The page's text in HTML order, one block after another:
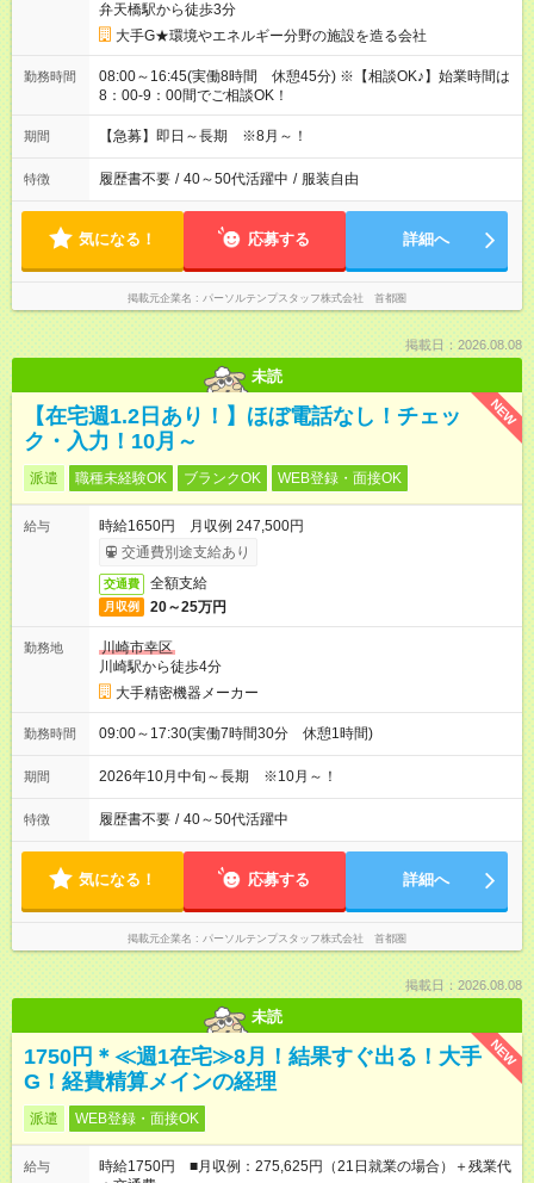
弁天橋駅から徒歩3分
大手G★環境やエネルギー分野の施設を造る会社
勤務時間
08:00～16:45(実働8時間 休憩45分) ※【相談OK♪】始業時間は
8：00-9：00間でご相談OK！
期間 【急募】即日～長期 ※8月～！
特徴 履歴書不要 / 40～50代活躍中 / 服装自由
気になる！ 応募する 詳細へ
掲載元企業名 パーソルテンプスタッフ株式会社 首都圏
掲載日：2026.08.08
未読
NEW
【在宅週1.2日あり！】ほぼ電話なし！チェッ
ク・入力！10月～
派遣 職種未経験OK ブランクOK WEB登録・面接OK
給与
時給1650円 月収例 247,500円
交通費別途支給あり
交通費 全額支給
月収例 20～25万円
勤務地
川崎市幸区
川崎駅から徒歩4分
大手精密機器メーカー
勤務時間 09:00～17:30(実働7時間30分 休憩1時間)
期間 2026年10月中旬～長期 ※10月～！
特徴 履歴書不要 / 40～50代活躍中
気になる！ 応募する 詳細へ
掲載元企業名 パーソルテンプスタッフ株式会社 首都圏
掲載日：2026.08.08
未読
NEW
1750円＊≪週1在宅≫8月！結果すぐ出る！大手
G！経費精算メインの経理
派遣 WEB登録・面接OK
給与
時給1750円 ■月収例：275,625円（21日就業の場合）＋残業代